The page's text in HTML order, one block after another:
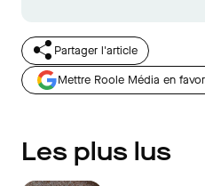
Partager l'article
Mettre Roole Média en
Les plus lus